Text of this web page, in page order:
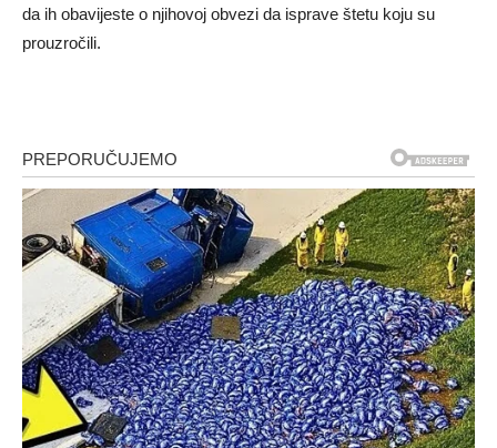
da ih obavijeste o njihovoj obvezi da isprave štetu koju su
prouzročili.